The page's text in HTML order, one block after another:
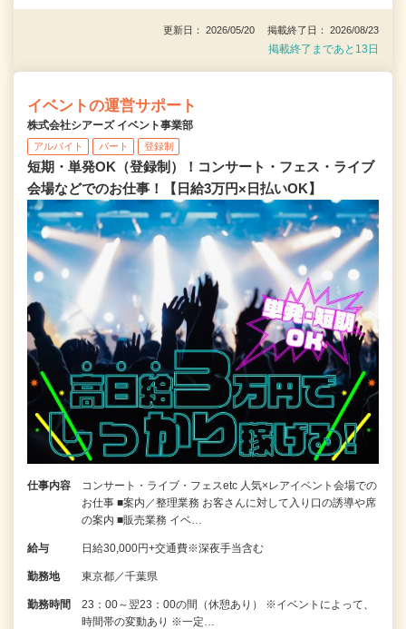
更新日： 2026/05/20 掲載終了日： 2026/08/23
掲載終了まであと13日
イベントの運営サポート
株式会社シアーズ イベント事業部
アルバイト パート 登録制
短期・単発OK（登録制）！コンサート・フェス・ライブ
会場などでのお仕事！【日給3万円×日払いOK】
仕事内容
コンサート・ライブ・フェスetc 人気×レアイベント会場での
お仕事 ■案内／整理業務 お客さんに対して入り口の誘導や席
の案内 ■販売業務 イベ…
給与 日給30,000円+交通費※深夜手当含む
勤務地 東京都／千葉県
勤務時間
23：00～翌23：00の間（休憩あり） ※イベントによって、
時間帯の変動あり ※一定…